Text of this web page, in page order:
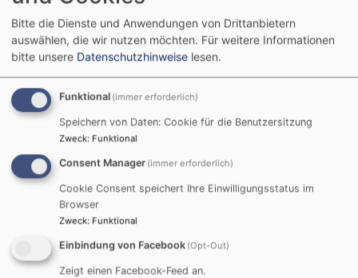
Ihre E-Mail-Adresse
Betreff
Nachricht
Bitte die Dienste und Anwendungen von Drittanbietern
auswählen, die wir nutzen möchten. Für weitere Informationen
bitte unsere Datenschutzhinweise lesen.
Funktional (immer erforderlich)
Speichern von Daten: Cookie für die Benutzersitzung
Zweck: Funktional
Consent Manager (immer erforderlich)
Cookie Consent speichert Ihre Einwilligungsstatus im
Browser
Zweck: Funktional
Einbindung von Facebook (Opt-Out)
Zeigt einen Facebook-Feed an.